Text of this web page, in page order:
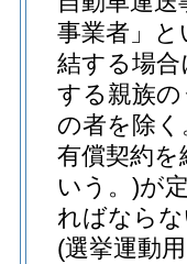
事業者」と
結する場
する親族
の者を除く
有償契約を
いう。)が
ればなら
(選挙運動